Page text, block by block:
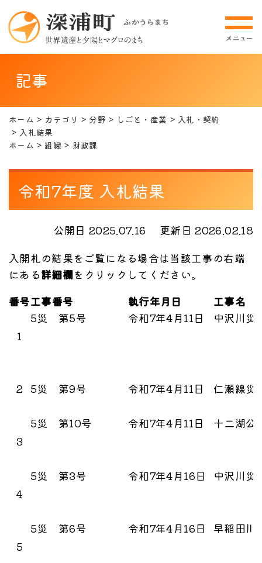
記事
ホーム カテゴリ 分野 しごと・産業
入札・契約
入札結果
ホーム
組織 財政課
令和7年度 入札結果
公開日 2025.07.16
更新日 2026.02.18
入開札の結果をご覧になる場合は当該工事の右端
にある詳細欄をクリックしてください。
番号工事番号 執行年月日 工事名
1
5災 第5号 令和7年4月11日 中沢川災
２ 5災 第9号 令和7年4月11日 仁瀬線災
３
5災 第10号 令和7年4月11日 十二湖公
４
5災 第3号 令和7年4月16日 中沢川災
5
5災 第6号 令和7年4月16日 早稲田川